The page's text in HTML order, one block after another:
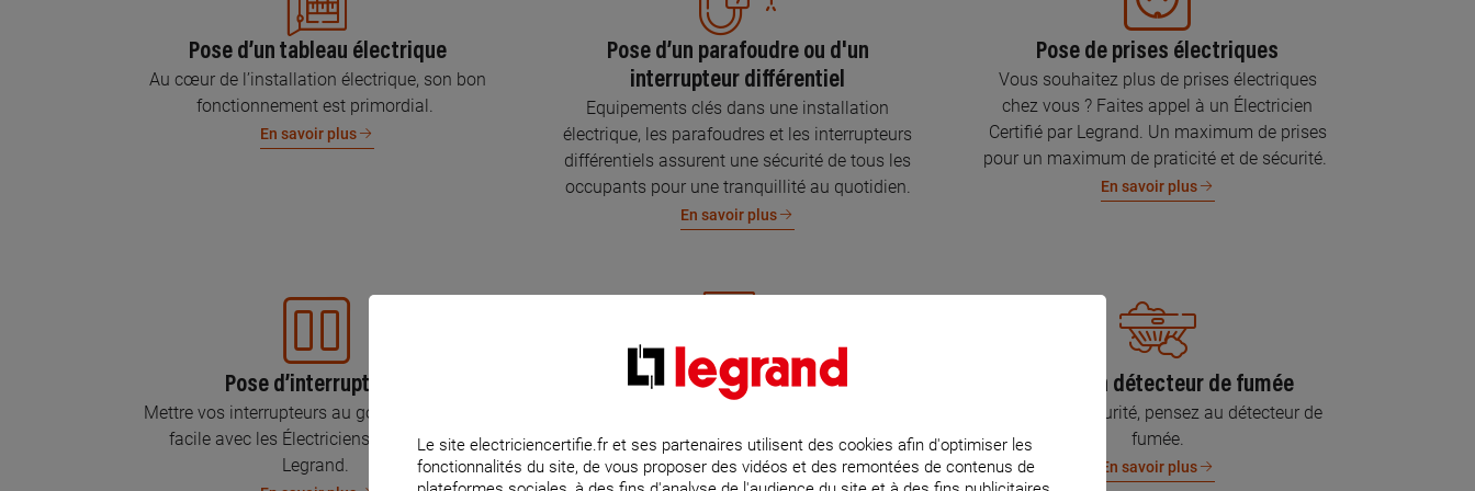
Pose d’un tableau électrique
Au cœur de l’installation électrique, son bon
fonctionnement est primordial.
En savoir plus
Pose d’un parafoudre ou d'un
interrupteur différentiel
Equipements clés dans une installation
électrique, les parafoudres et les interrupteurs
différentiels assurent une sécurité de tous les
occupants pour une tranquillité au quotidien.
En savoir plus
Pose de prises électriques
Vous souhaitez plus de prises électriques
chez vous ? Faites appel à un Électricien
Certifié par Legrand. Un maximum de prises
pour un maximum de praticité et de sécurité.
En savoir plus
Pose d’interrupteurs
Mettre vos interrupteurs au goût du jour, c’est
facile avec les Électriciens Certifiés par
Legrand.
Mise aux normes de l’installation
Parce que l’électricité implique la sécurité et la
protection de votre famille et de vos biens,
Pose d’un détecteur de fumée
Pour votre sécurité, pensez au détecteur de
fumée.
En savoir plus
Le site electriciencertifie.fr et ses partenaires utilisent des cookies afin d'optimiser les
fonctionnalités du site, de vous proposer des vidéos et des remontées de contenus de